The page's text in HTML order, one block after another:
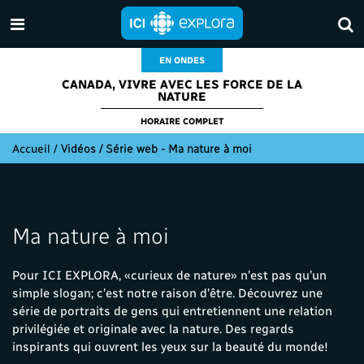
EN ONDES
CANADA, VIVRE AVEC LES FORCE DE LA
NATURE
HORAIRE COMPLET
Accueil / Vidéos / Série web - Ma nature à moi
Ma nature à moi
Pour ICI EXPLORA, «curieux de nature» n’est pas qu’un
simple slogan; c’est notre raison d’être. Découvrez une
série de portraits de gens qui entretiennent une relation
privilégiée et originale avec la nature. Des regards
inspirants qui ouvrent les yeux sur la beauté du monde!